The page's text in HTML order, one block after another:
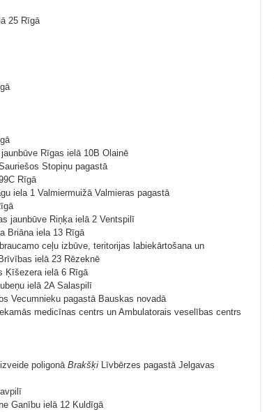
25 Rīgā
Rīgas ielā 10B Olainē
Stopiņu pagastā
Rīgā
iela 1 Valmiermuižā Valmieras pagastā
jaunbūve Riņķa ielā 2 Ventspilī
Briāna iela 13 Rīgā
ceļu izbūve, teritorijas labiekārtošana un
ielā 23 Rēzeknē
Ķīšezera ielā 6 Rīgā
ielā 2A Salaspilī
Vecumnieku pagastā Bauskas novadā
medicīnas centrs un Ambulatorais veselības centrs
poligonā Brakšķi Līvbērzes pagastā Jelgavas
Ganību ielā 12 Kuldīgā